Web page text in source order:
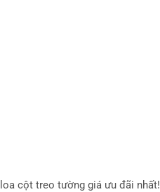
cột treo tường giá ưu đãi nhất!